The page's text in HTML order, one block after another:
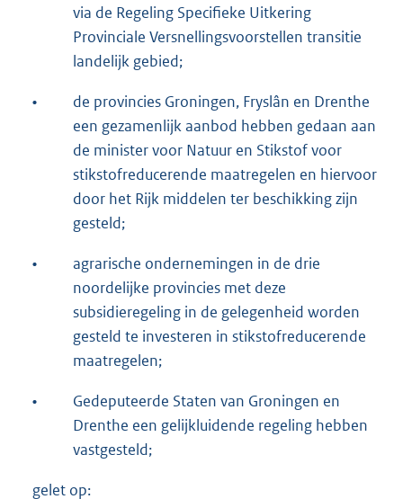
via de Regeling Specifieke Uitkering
Provinciale Versnellingsvoorstellen transitie
landelijk gebied;
•
de provincies Groningen, Fryslân en Drenthe
een gezamenlijk aanbod hebben gedaan aan
de minister voor Natuur en Stikstof voor
stikstofreducerende maatregelen en hiervoor
door het Rijk middelen ter beschikking zijn
gesteld;
•
agrarische ondernemingen in de drie
noordelijke provincies met deze
subsidieregeling in de gelegenheid worden
gesteld te investeren in stikstofreducerende
maatregelen;
•
Gedeputeerde Staten van Groningen en
Drenthe een gelijkluidende regeling hebben
vastgesteld;
gelet op: